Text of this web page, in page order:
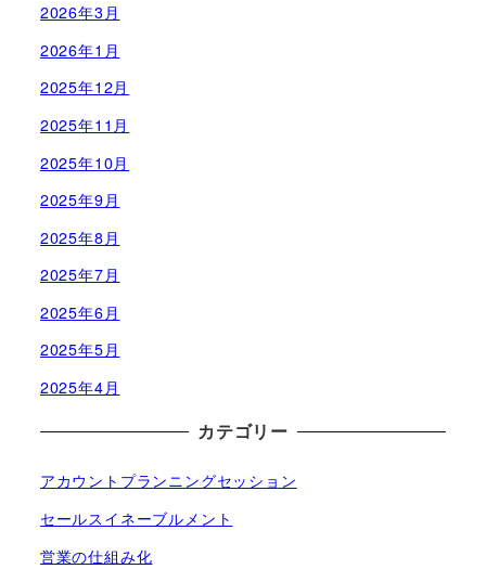
2026年3月
2026年1月
2025年12月
2025年11月
2025年10月
2025年9月
2025年8月
2025年7月
2025年6月
2025年5月
2025年4月
カテゴリー
アカウントプランニングセッション
セールスイネーブルメント
営業の仕組み化